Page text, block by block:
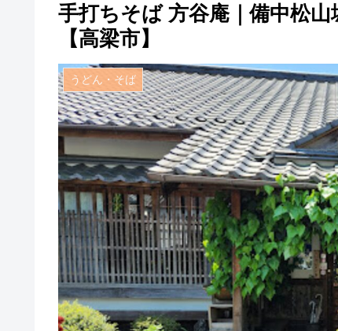
手打ちそば 方谷庵｜備中松
【高梁市】
うどん・そば